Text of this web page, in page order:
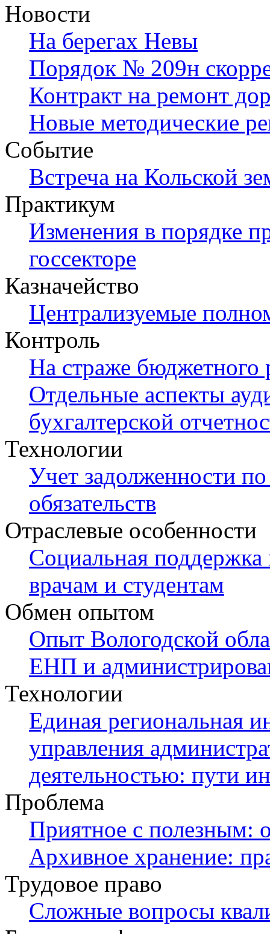
Новости
На берегах Невы
Порядок № 209н
Контракт на ремонт
Новые методические
Событие
Встреча на Кольской
Практикум
Изменения в порядке
госсекторе
Казначейство
Централизуемые
Контроль
На страже бюджетного
Отдельные аспекты
бухгалтерской
Технологии
Учет задолженности
обязательств
Отраслевые особенности
Социальная поддержка
врачам и студентам
Обмен опытом
Опыт Вологодской
ЕНП и
Технологии
Единая региональная
управления
деятельностью: пути
Проблема
Приятное с полезным:
Архивное хранение:
Трудовое право
Сложные вопросы